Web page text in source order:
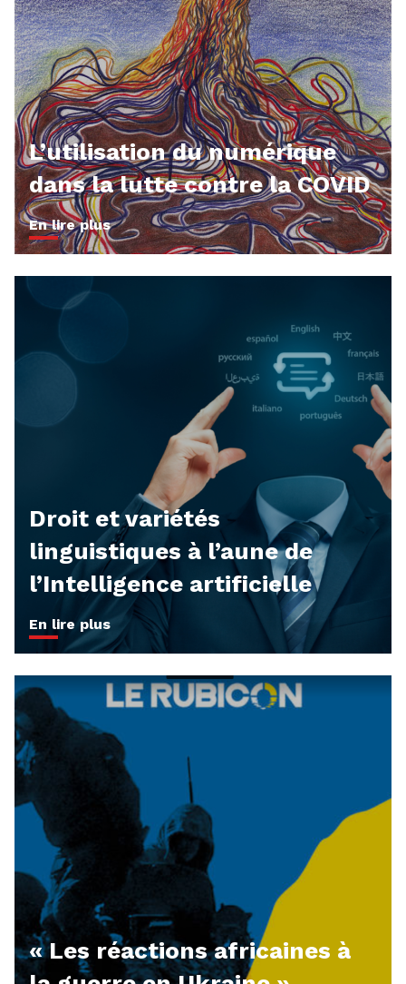
L’utilisation du numérique
dans la lutte contre la COVID
En lire plus
Droit et variétés
linguistiques à l’aune de
l’Intelligence artificielle
En lire plus
« Les réactions africaines à